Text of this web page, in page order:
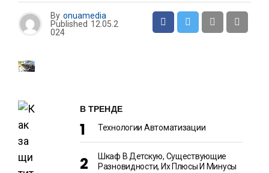
By onuamedia
Published 12.05.2
024
В ТРЕНДЕ
Технологии Автоматизации
Шкаф В Детскую, Существующие
Разновидности, Их Плюсы И Минусы